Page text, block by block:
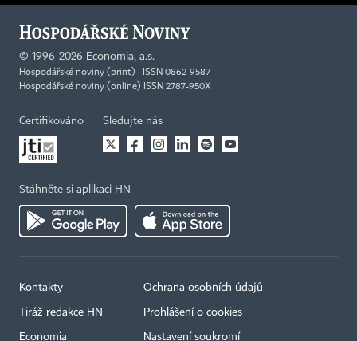
© 1996-2026 Economia, a.s.
Hospodářské noviny (print) ISSN 0862-9587
Hospodářské noviny (online) ISSN 2787-950X
Certifikováno Sledujte nás
Stáhněte si aplikaci HN
Kontakty
Tiráž redakce HN
Economia
Ochrana osobních údajů
Prohlášení o cookies
Nastavení soukromí